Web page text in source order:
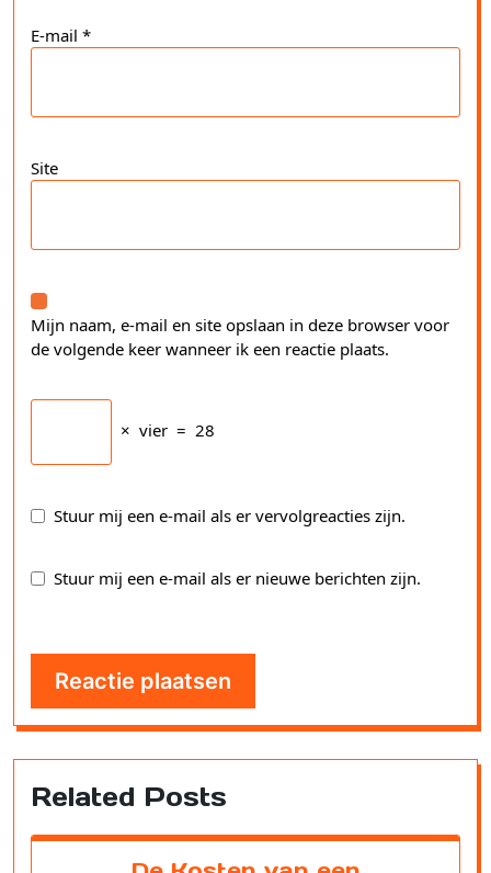
E-mail *
Site
Mijn naam, e-mail en site opslaan in deze browser voor
de volgende keer wanneer ik een reactie plaats.
× vier = 28
Stuur mij een e-mail als er vervolgreacties zijn.
Stuur mij een e-mail als er nieuwe berichten zijn.
Related Posts